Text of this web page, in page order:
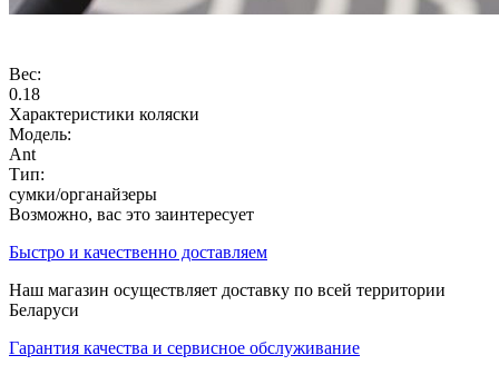
Вес:
0.18
Характеристики коляски
Модель:
Ant
Тип:
сумки/органайзеры
Возможно, вас это заинтересует
Быстро и качественно доставляем
Наш магазин осуществляет доставку по всей территории
Беларуси
Гарантия качества и сервисное обслуживание